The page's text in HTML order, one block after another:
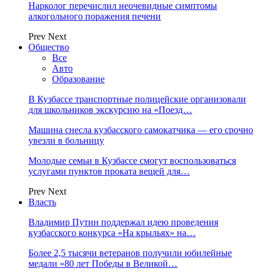
Нарколог перечислил неочевидные симптомы
алкогольного поражения печени
Prev Next
Общество
Все
Авто
Образование
В Кузбассе транспортные полицейские организовали
для школьников экскурсию на «Поезд…
Машина снесла кузбасского самокатчика — его срочно
увезли в больницу
Молодые семьи в Кузбассе смогут воспользоваться
услугами пунктов проката вещей для…
Prev Next
Власть
Владимир Путин поддержал идею проведения
кузбасского конкурса «На крыльях» на…
Более 2,5 тысячи ветеранов получили юбилейные
медали «80 лет Победы в Великой…